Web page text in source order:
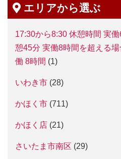
エリアから選ぶ
17:30から8:30 休憩時間 実
憩45分 実働8時間を超える
働 8時間 (1)
いわき市 (28)
かほく市 (711)
かほく店 (21)
さいたま市南区 (29)